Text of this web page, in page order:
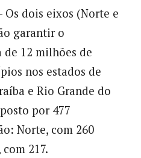
Os dois eixos (Norte e
garantir o
de 12 milhões de
nos estados de
e Rio Grande do
por 477
Norte, com 260
217.